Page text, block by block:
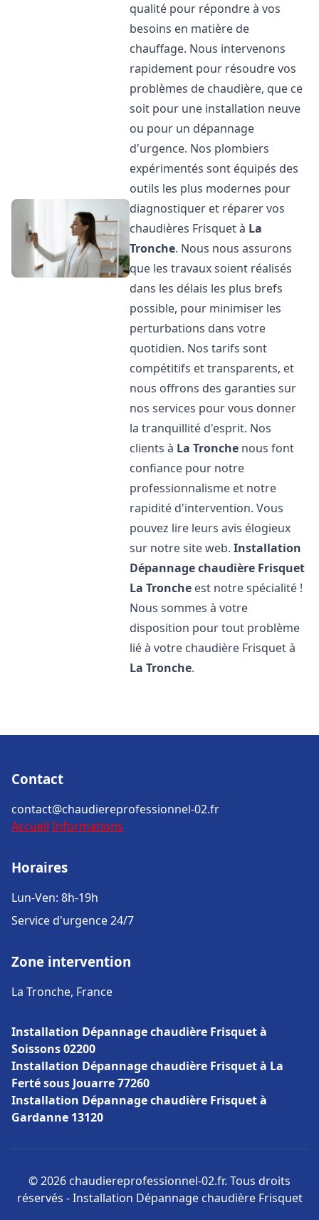
qualité pour répondre à vos
besoins en matière de
chauffage. Nous intervenons
rapidement pour résoudre vos
problèmes de chaudière, que ce
soit pour une installation neuve
ou pour un dépannage
d'urgence. Nos plombiers
expérimentés sont équipés des
outils les plus modernes pour
diagnostiquer et réparer vos
chaudières Frisquet à La
Tronche. Nous nous assurons
que les travaux soient réalisés
dans les délais les plus brefs
possible, pour minimiser les
perturbations dans votre
quotidien. Nos tarifs sont
compétitifs et transparents, et
nous offrons des garanties sur
nos services pour vous donner
la tranquillité d'esprit. Nos
clients à La Tronche nous font
confiance pour notre
professionnalisme et notre
rapidité d'intervention. Vous
pouvez lire leurs avis élogieux
sur notre site web.Installation
Dépannage chaudière Frisquet
La Tronche est notre spécialité !
Nous sommes à votre
disposition pour tout problème
lié à votre chaudière Frisquet à
La Tronche.
Contact
contact@chaudiereprofessionnel-02.fr
Accueil Informations
Horaires
Lun-Ven: 8h-19h
Service d'urgence 24/7
Zone intervention
La Tronche, France
Installation Dépannage chaudière Frisquet à
Soissons 02200
Installation Dépannage chaudière Frisquet à La
Ferté sous Jouarre 77260
Installation Dépannage chaudière Frisquet à
Gardanne 13120
© 2026 chaudiereprofessionnel-02.fr. Tous droits
réservés - Installation Dépannage chaudière Frisquet